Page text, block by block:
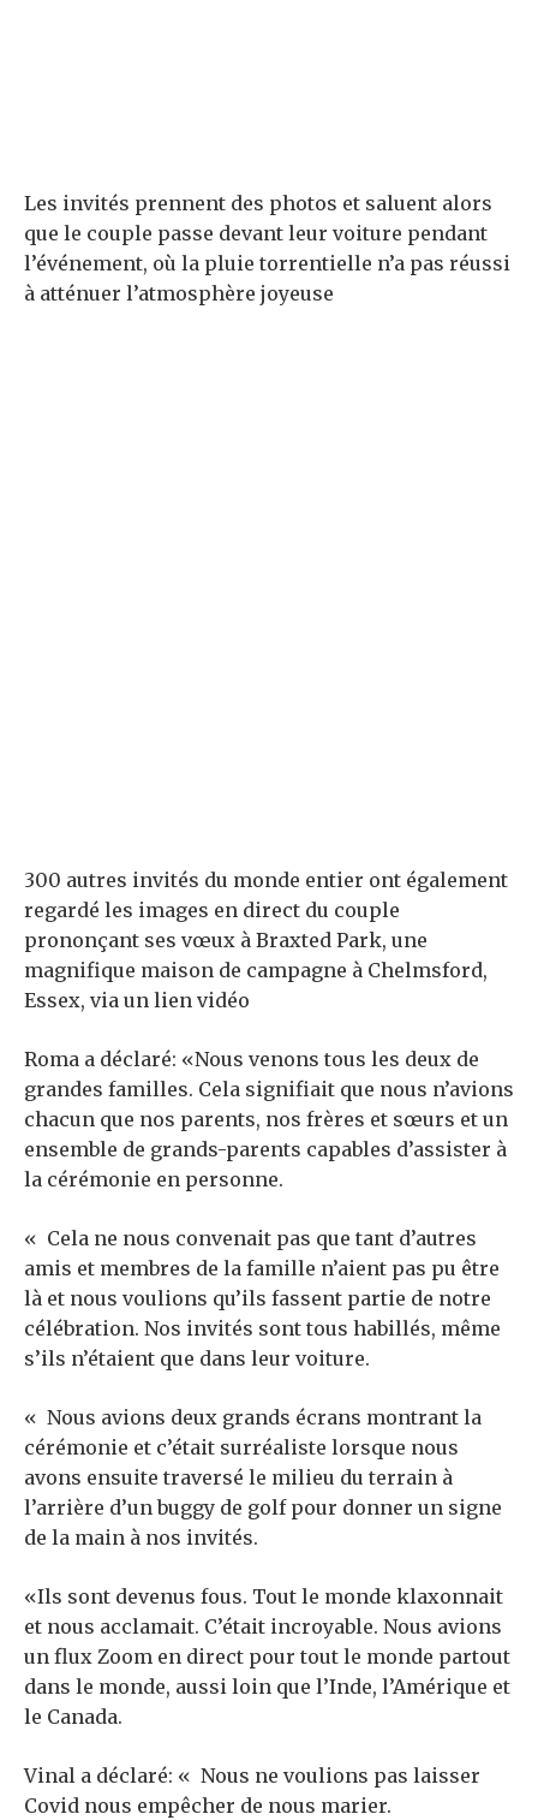
Les invités prennent des photos et saluent alors
que le couple passe devant leur voiture pendant
l’événement, où la pluie torrentielle n’a pas réussi
à atténuer l’atmosphère joyeuse
300 autres invités du monde entier ont également
regardé les images en direct du couple
prononçant ses vœux à Braxted Park, une
magnifique maison de campagne à Chelmsford,
Essex, via un lien vidéo
Roma a déclaré: «Nous venons tous les deux de
grandes familles. Cela signifiait que nous n’avions
chacun que nos parents, nos frères et sœurs et un
ensemble de grands-parents capables d’assister à
la cérémonie en personne.
« Cela ne nous convenait pas que tant d’autres
amis et membres de la famille n’aient pas pu être
là et nous voulions qu’ils fassent partie de notre
célébration. Nos invités sont tous habillés, même
s’ils n’étaient que dans leur voiture.
« Nous avions deux grands écrans montrant la
cérémonie et c’était surréaliste lorsque nous
avons ensuite traversé le milieu du terrain à
l’arrière d’un buggy de golf pour donner un signe
de la main à nos invités.
«Ils sont devenus fous. Tout le monde klaxonnait
et nous acclamait. C’était incroyable. Nous avions
un flux Zoom en direct pour tout le monde partout
dans le monde, aussi loin que l’Inde, l’Amérique et
le Canada.
Vinal a déclaré: « Nous ne voulions pas laisser
Covid nous empêcher de nous marier.